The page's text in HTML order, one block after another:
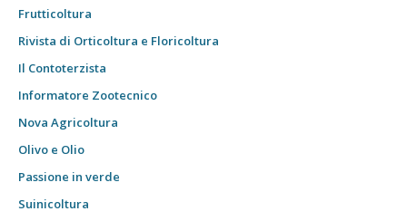
Frutticoltura
Rivista di Orticoltura e Floricoltura
Il Contoterzista
Informatore Zootecnico
Nova Agricoltura
Olivo e Olio
Passione in verde
Suinicoltura